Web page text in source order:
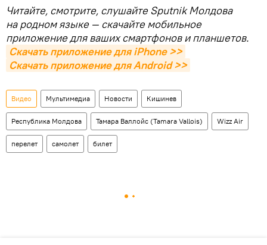
Читайте, смотрите, слушайте Sputnik Молдова
на родном языке — скачайте мобильное
приложение для ваших смартфонов и планшетов.
Скачать приложение для iPhone >>
Скачать приложение для Android >>
Видео Мультимедиа Новости Кишинев
Республика Молдова Тамара Валлойс (Tamara Vallois) Wizz Air
перелет самолет билет